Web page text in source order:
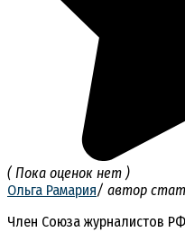
( Пока оценок нет )
Ольга Рамария/ автор
Член Союза журналистов